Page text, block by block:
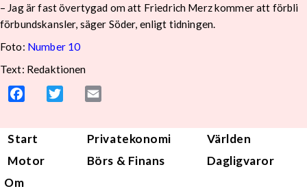
– Jag är fast övertygad om att Friedrich Merz kommer att förbli
förbundskansler, säger Söder, enligt tidningen.
Foto: Number 10
Text: Redaktionen
Facebook Twitter
Start Privatekonomi
Världen
Motor
Börs & Finans
Dagligvaror
Om